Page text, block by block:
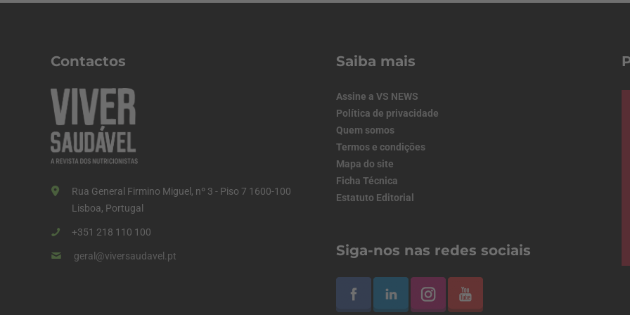
Contactos
Rua General Firmino Miguel, nº 3 - Piso 7 1600-100
Lisboa, Portugal
+351 218 110 100
geral@viversaudavel.pt
Saiba mais
Assine a VS NEWS
Política de privacidade
Quem somos
Termos e condições
Mapa do site
Ficha Técnica
Estatuto Editorial
Siga-nos nas redes sociais